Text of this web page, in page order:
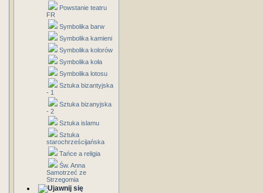
Powstanie teatru
FR
Symbolika barw
Symbolika kamieni
Symbolika kolorów
Symbolika koła
Symbolika lotosu
Sztuka bizantyjska
- 1
Sztuka bizanyjska
- 2
Sztuka islamu
Sztuka
starochrześcijańska
Tańce a religia
Św. Anna
Samotrzeć ze
Strzegomia